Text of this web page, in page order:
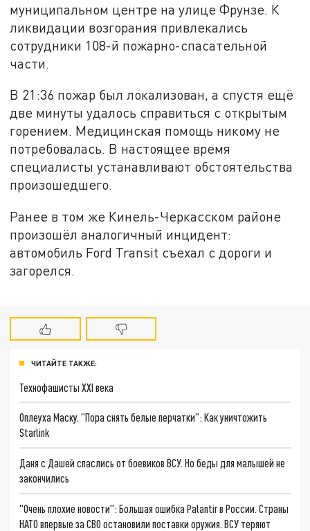
муниципальном центре на улице Фрунзе. К
ликвидации возгорания привлекались
сотрудники 108-й пожарно-спасательной
части.
В 21:36 пожар был локализован, а спустя ещё
две минуты удалось справиться с открытым
горением. Медицинская помощь никому не
потребовалась. В настоящее время
специалисты устанавливают обстоятельства
произошедшего.
Ранее в том же Кинель-Черкасском районе
произошёл аналогичный инцидент:
автомобиль Ford Transit съехал с дороги и
загорелся.
ЧИТАЙТЕ ТАКЖЕ:
Технофашисты XXI века
Оплеуха Маску. "Пора снять белые перчатки": Как уничтожить
Starlink
Даня с Дашей спаслись от боевиков ВСУ. Но беды для малышей не
закончились
"Очень плохие новости": Большая ошибка Palantir в России. Страны
НАТО впервые за СВО остановили поставки оружия. ВСУ теряют